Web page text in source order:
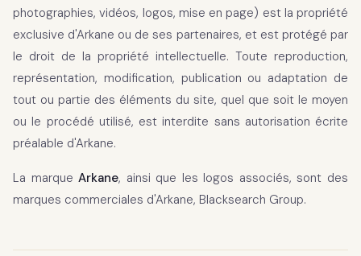
photographies, vidéos, logos, mise en page) est la propriété
exclusive d'Arkane ou de ses partenaires, et est protégé par
le droit de la propriété intellectuelle. Toute reproduction,
représentation, modification, publication ou adaptation de
tout ou partie des éléments du site, quel que soit le moyen
ou le procédé utilisé, est interdite sans autorisation écrite
préalable d'Arkane.
La marqueArkane, ainsi que les logos associés, sont des
marques commerciales d'Arkane, Blacksearch Group.